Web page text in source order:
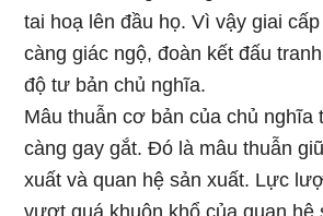
tai hoạ lên đầu họ. Vì vậy giai
càng giác ngộ, đoàn kết đấu
độ tư bản chủ nghĩa.
Mâu thuẫn cơ bản của chủ nghĩa
càng gay gắt. Đó là mâu thuẫn
xuất và quan hệ sản xuất. Lực
vượt quá khuôn khổ của quan hệ